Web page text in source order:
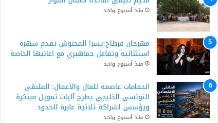
منذ أسبوع واحد
مهرجان قرطاج:يسرا المحنوش تقدم سهرة
استثنائية وتفاعل جماهيري مع اغانيها الخاصة
منذ أسبوع واحد
الحمامات عاصمة للمال والأعمال: الملتقى
التونسي الخليجي يطرح آليات تمويل مبتكرة
ويؤسس لشراكة ثلاثية عابرة للحدود
منذ أسبوع واحد